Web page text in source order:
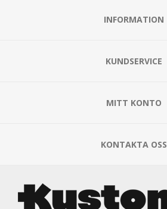
INFORMATION
KUNDSERVICE
MITT KONTO
KONTAKTA OSS